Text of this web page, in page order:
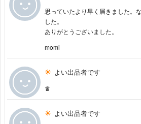
思っていたより早く届きました。
した。
ありがとうございました。
momi
よい出品者です
♛
よい出品者です